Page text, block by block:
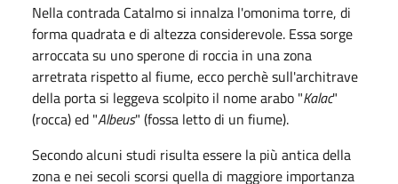
Nella contrada Catalmo si innalza l'omonima torre, di
forma quadrata e di altezza considerevole. Essa sorge
arroccata su uno sperone di roccia in una zona
arretrata rispetto al fiume, ecco perchè sull'architrave
della porta si leggeva scolpito il nome arabo "Kalac"
(rocca) ed "Albeus" (fossa letto di un fiume).
Secondo alcuni studi risulta essere la più antica della
zona e nei secoli scorsi quella di maggiore importanza